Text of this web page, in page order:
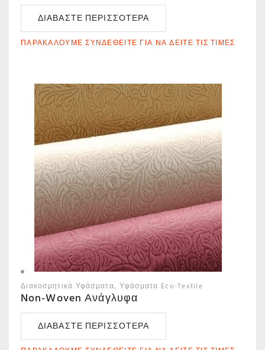
ΔΙΑΒΆΣΤΕ ΠΕΡΙΣΣΌΤΕΡΑ
ΠΑΡΑΚΑΛΟΎΜΕ ΣΥΝΔΕΘΕΊΤΕ ΓΙΑ ΝΑ ΔΕΊΤΕ ΤΙΣ ΤΙΜΈΣ
Διακοσμητικά Υφάσματα Υφάσματα Eco-Textile
Non-Woven Ανάγλυφα
ΔΙΑΒΆΣΤΕ ΠΕΡΙΣΣΌΤΕΡΑ